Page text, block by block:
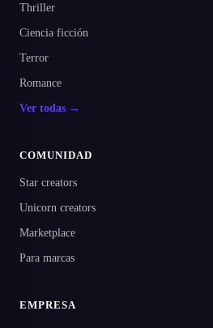
Thriller
Ciencia ficción
Terror
Romance
Ver todas →
COMUNIDAD
Star creators
Unicorn creators
Marketplace
Para marcas
EMPRESA